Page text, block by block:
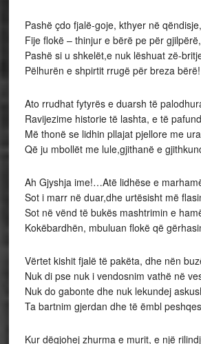
Pashë çdo fjalë-goje, kthyer në qëndisje,
Fije flokë – thinjur e bërë pe për gjilpërë,
Pashë si u shkelët,e nuk lëshuat zë-
Pëlhurën e shpirtit rrugë për breza bërë!
Ato rrudhat fytyrës e duarsh të
Ravijezime historie të lashta, e të
Më thonë se lidhin pllajat pjellore me
Që ju mbollët me lule,gjithanë e
Ah Gjyshja ime!…Atë lidhëse e
Sot i marr në duar,dhe urtësisht më
Sot në vënd të bukës mashtrimin e
Kokëbardhën, mbuluan flokë që
Vërtet kishit fjalë të pakëta, dhe nën
Nuk di pse nuk i vendosnim vathë në
Nuk do gabonte dhe nuk lekundej
Ta bartnim gjerdan dhe të ëmbl
Kur dëgjohej zhurma e murit, e një